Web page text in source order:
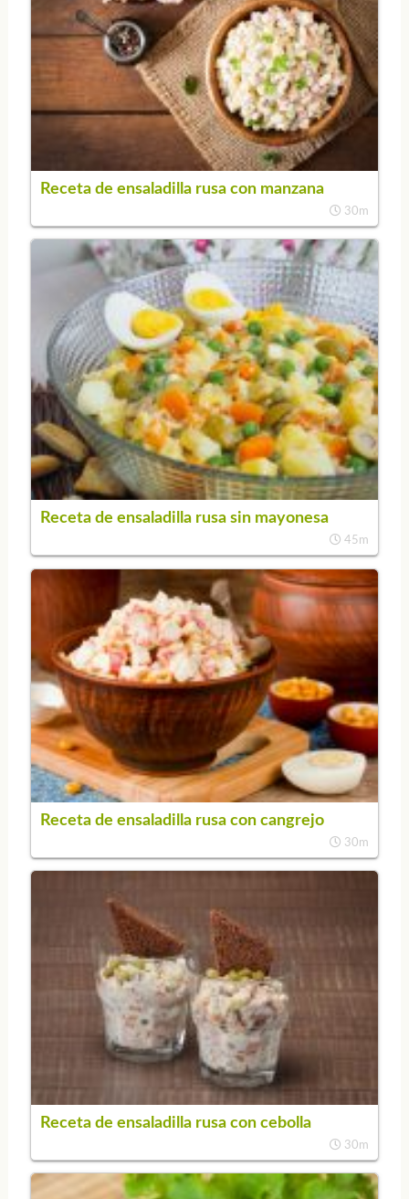
Receta de ensaladilla rusa con manzana
30m
Receta de ensaladilla rusa sin mayonesa
45m
Receta de ensaladilla rusa con cangrejo
30m
Receta de ensaladilla rusa con cebolla
30m